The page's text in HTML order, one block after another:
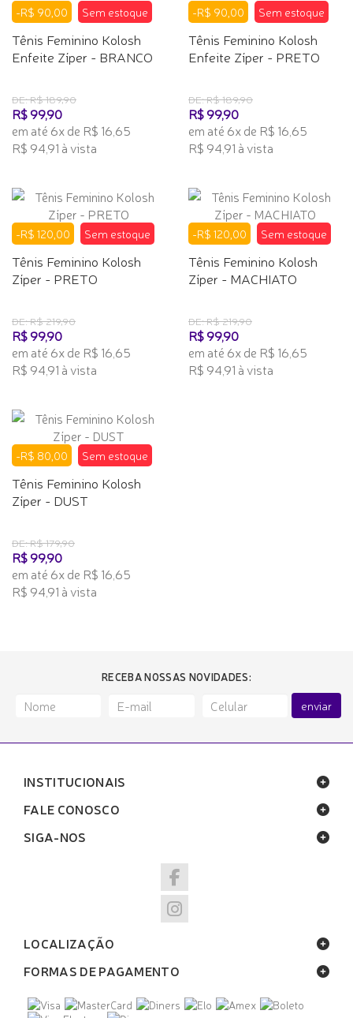
-R$ 90,00 Sem estoque
Tênis Feminino Kolosh
Enfeite Zíper - BRANCO
DE: R$ 189,90
R$ 99,90
em até 6x de R$ 16,65
R$ 94,91 à vista
-R$ 90,00 Sem estoque
Tênis Feminino Kolosh
Enfeite Zíper - PRETO
DE: R$ 189,90
R$ 99,90
em até 6x de R$ 16,65
R$ 94,91 à vista
-R$ 120,00 Sem estoque
Tênis Feminino Kolosh
Zíper - PRETO
DE: R$ 219,90
R$ 99,90
em até 6x de R$ 16,65
R$ 94,91 à vista
-R$ 120,00 Sem estoque
Tênis Feminino Kolosh
Zíper - MACHIATO
DE: R$ 219,90
R$ 99,90
em até 6x de R$ 16,65
R$ 94,91 à vista
-R$ 80,00 Sem estoque
Tênis Feminino Kolosh
Zíper - DUST
DE: R$ 179,90
R$ 99,90
em até 6x de R$ 16,65
R$ 94,91 à vista
RECEBA NOSSAS NOVIDADES:
enviar
INSTITUCIONAIS
FALE CONOSCO
SIGA-NOS
LOCALIZAÇÃO
FORMAS DE PAGAMENTO